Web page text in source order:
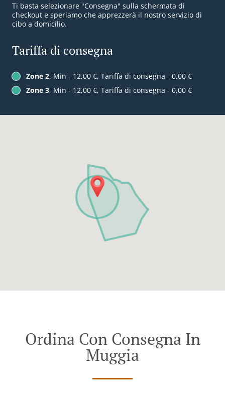
Ti basta selezionare "Consegna" sulla schermata di
checkout e speriamo che apprezzerà il nostro servizio di
cibo a domicilio.
Tariffa di consegna
Zone 2, Min - 12,00 €, Tariffa di consegna - 0,00 €
Zone 3, Min - 12,00 €, Tariffa di consegna - 0,00 €
Ordina Con Consegna In
Muggia